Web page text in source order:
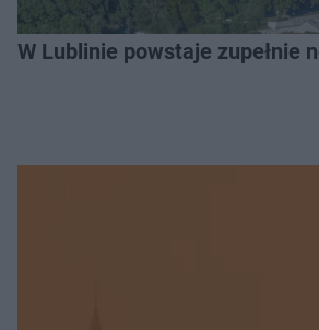
W Lublinie powstaje zupełnie